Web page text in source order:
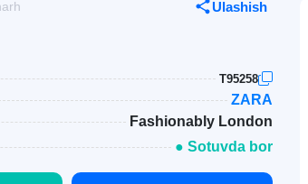
Ulashish
T95258
ZARA
Fashionably London
● Sotuvda bor